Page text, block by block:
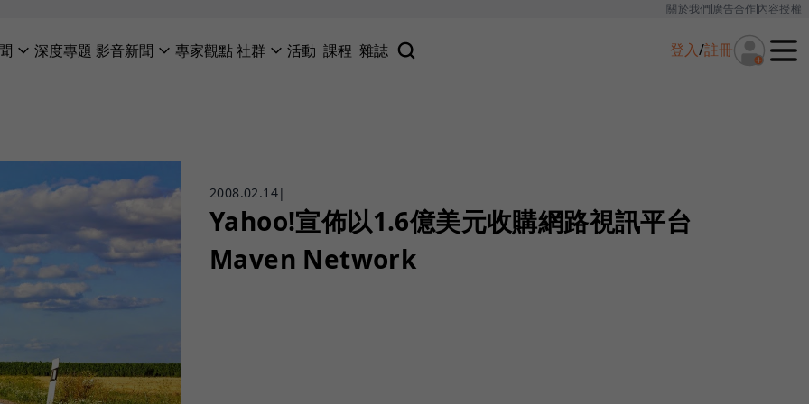
關於我們廣告合作內容授權
深度專題 影音新聞 專家觀點社群 活動 課程 雜誌 登入/註冊
2008.02.14|
Yahoo!宣佈以1.6億美元收購網路視訊平台
Maven Network